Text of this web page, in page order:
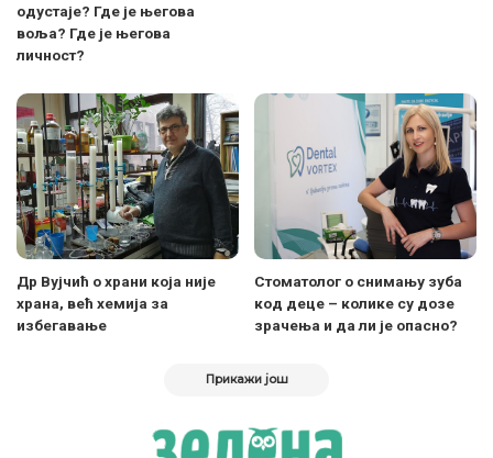
одустаје? Где је његова
воља? Где је његова
личност?
Др Вујчић о храни која није
храна, већ хемија за
избегавање
Стоматолог о снимању зуба
код деце – колике су дозе
зрачења и да ли је опасно?
Прикажи још